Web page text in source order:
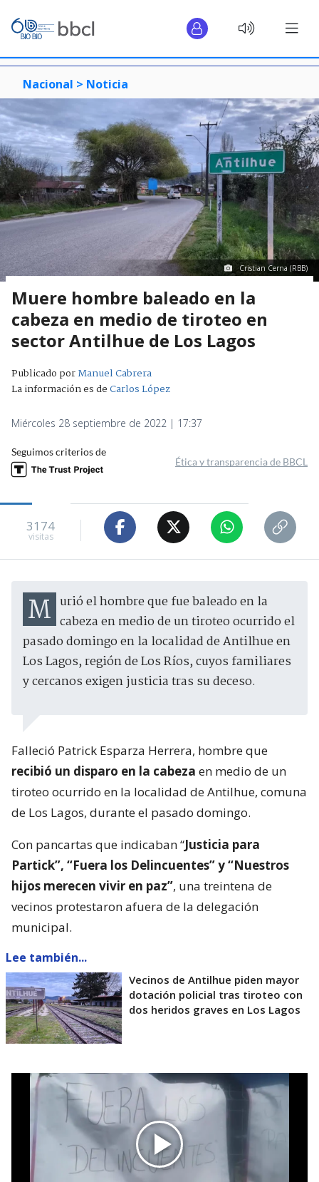
Nacional > Noticia
Cristian Cerna (RBB)
Muere hombre baleado en la
cabeza en medio de tiroteo en
sector Antilhue de Los Lagos
Publicado porManuel Cabrera
La información es deCarlos López
Miércoles 28 septiembre de 2022 | 17:37
Seguimos criterios de
Ética y transparencia de BBCL
3174
visitas
Murió el hombre que fue baleado en la cabeza en medio de un tiroteo ocurrido el
pasado domingo en la localidad de Antilhue en
Los Lagos, región de Los Ríos, cuyos familiares
y cercanos exigen justicia tras su deceso.
Falleció Patrick Esparza Herrera, hombre que
recibió un disparo en la cabeza en medio de un
tiroteo ocurrido en la localidad de Antilhue, comuna
de Los Lagos, durante el pasado domingo.
Con pancartas que indicaban “Justicia para
Partick”, “Fuera los Delincuentes” y “Nuestros
hijos merecen vivir en paz”, una treintena de
vecinos protestaron afuera de la delegación
municipal.
Lee también...
Vecinos de Antilhue piden mayor
dotación policial tras tiroteo con
dos heridos graves en Los Lagos